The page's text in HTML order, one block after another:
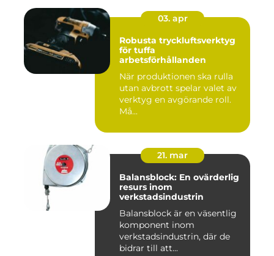
03. apr
Robusta tryckluftsverktyg
för tuffa
arbetsförhållanden
När produktionen ska rulla
utan avbrott spelar valet av
verktyg en avgörande roll.
Må...
21. mar
Balansblock: En ovärderlig
resurs inom
verkstadsindustrin
Balansblock är en väsentlig
komponent inom
verkstadsindustrin, där de
bidrar till att...